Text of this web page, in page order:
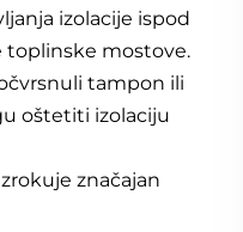
izolacije ispod
toplinske mostove.
tampon ili
oštetiti izolaciju
značajan